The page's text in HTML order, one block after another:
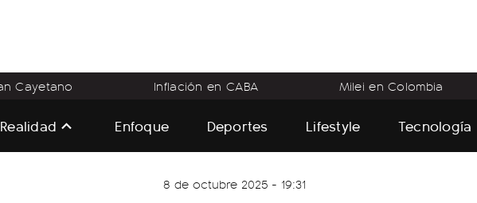
Cayetano Inflación en CABA Milei en Colombia
Enfoque Deportes Lifestyle Tecnología
8 de octubre 2025 - 19:31